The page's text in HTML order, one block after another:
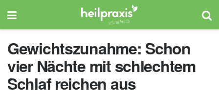
Gewichtszunahme: Schon
vier Nächte mit schlechtem
Schlaf reichen aus